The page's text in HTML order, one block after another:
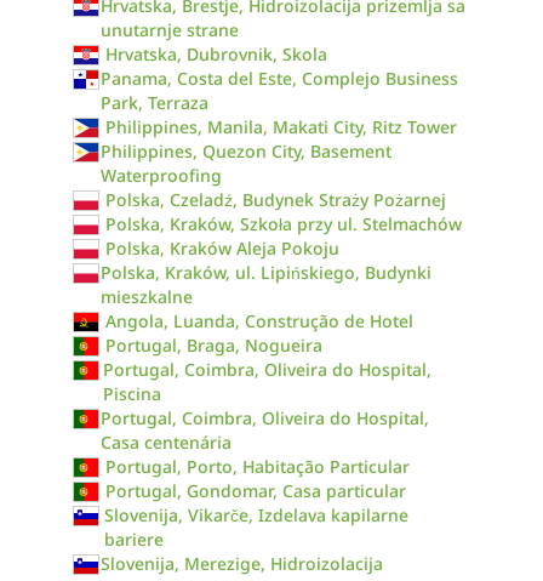
Hrvatska, Brestje, Hidroizolacija prizemlja sa
unutarnje strane
Hrvatska, Dubrovnik, Skola
Panama, Costa del Este, Complejo Business
Park, Terraza
Philippines, Manila, Makati City, Ritz Tower
Philippines, Quezon City, Basement
Waterproofing
Polska, Czeladź, Budynek Straży Pożarnej
Polska, Kraków, Szkoła przy ul. Stelmachów
Polska, Kraków Aleja Pokoju
Polska, Kraków, ul. Lipińskiego, Budynki
mieszkalne
Angola, Luanda, Construção de Hotel
Portugal, Braga, Nogueira
Portugal, Coimbra, Oliveira do Hospital,
Piscina
Portugal, Coimbra, Oliveira do Hospital,
Casa centenária
Portugal, Porto, Habitação Particular
Portugal, Gondomar, Casa particular
Slovenija, Vikarče, Izdelava kapilarne
bariere
Slovenija, Merezige, Hidroizolacija